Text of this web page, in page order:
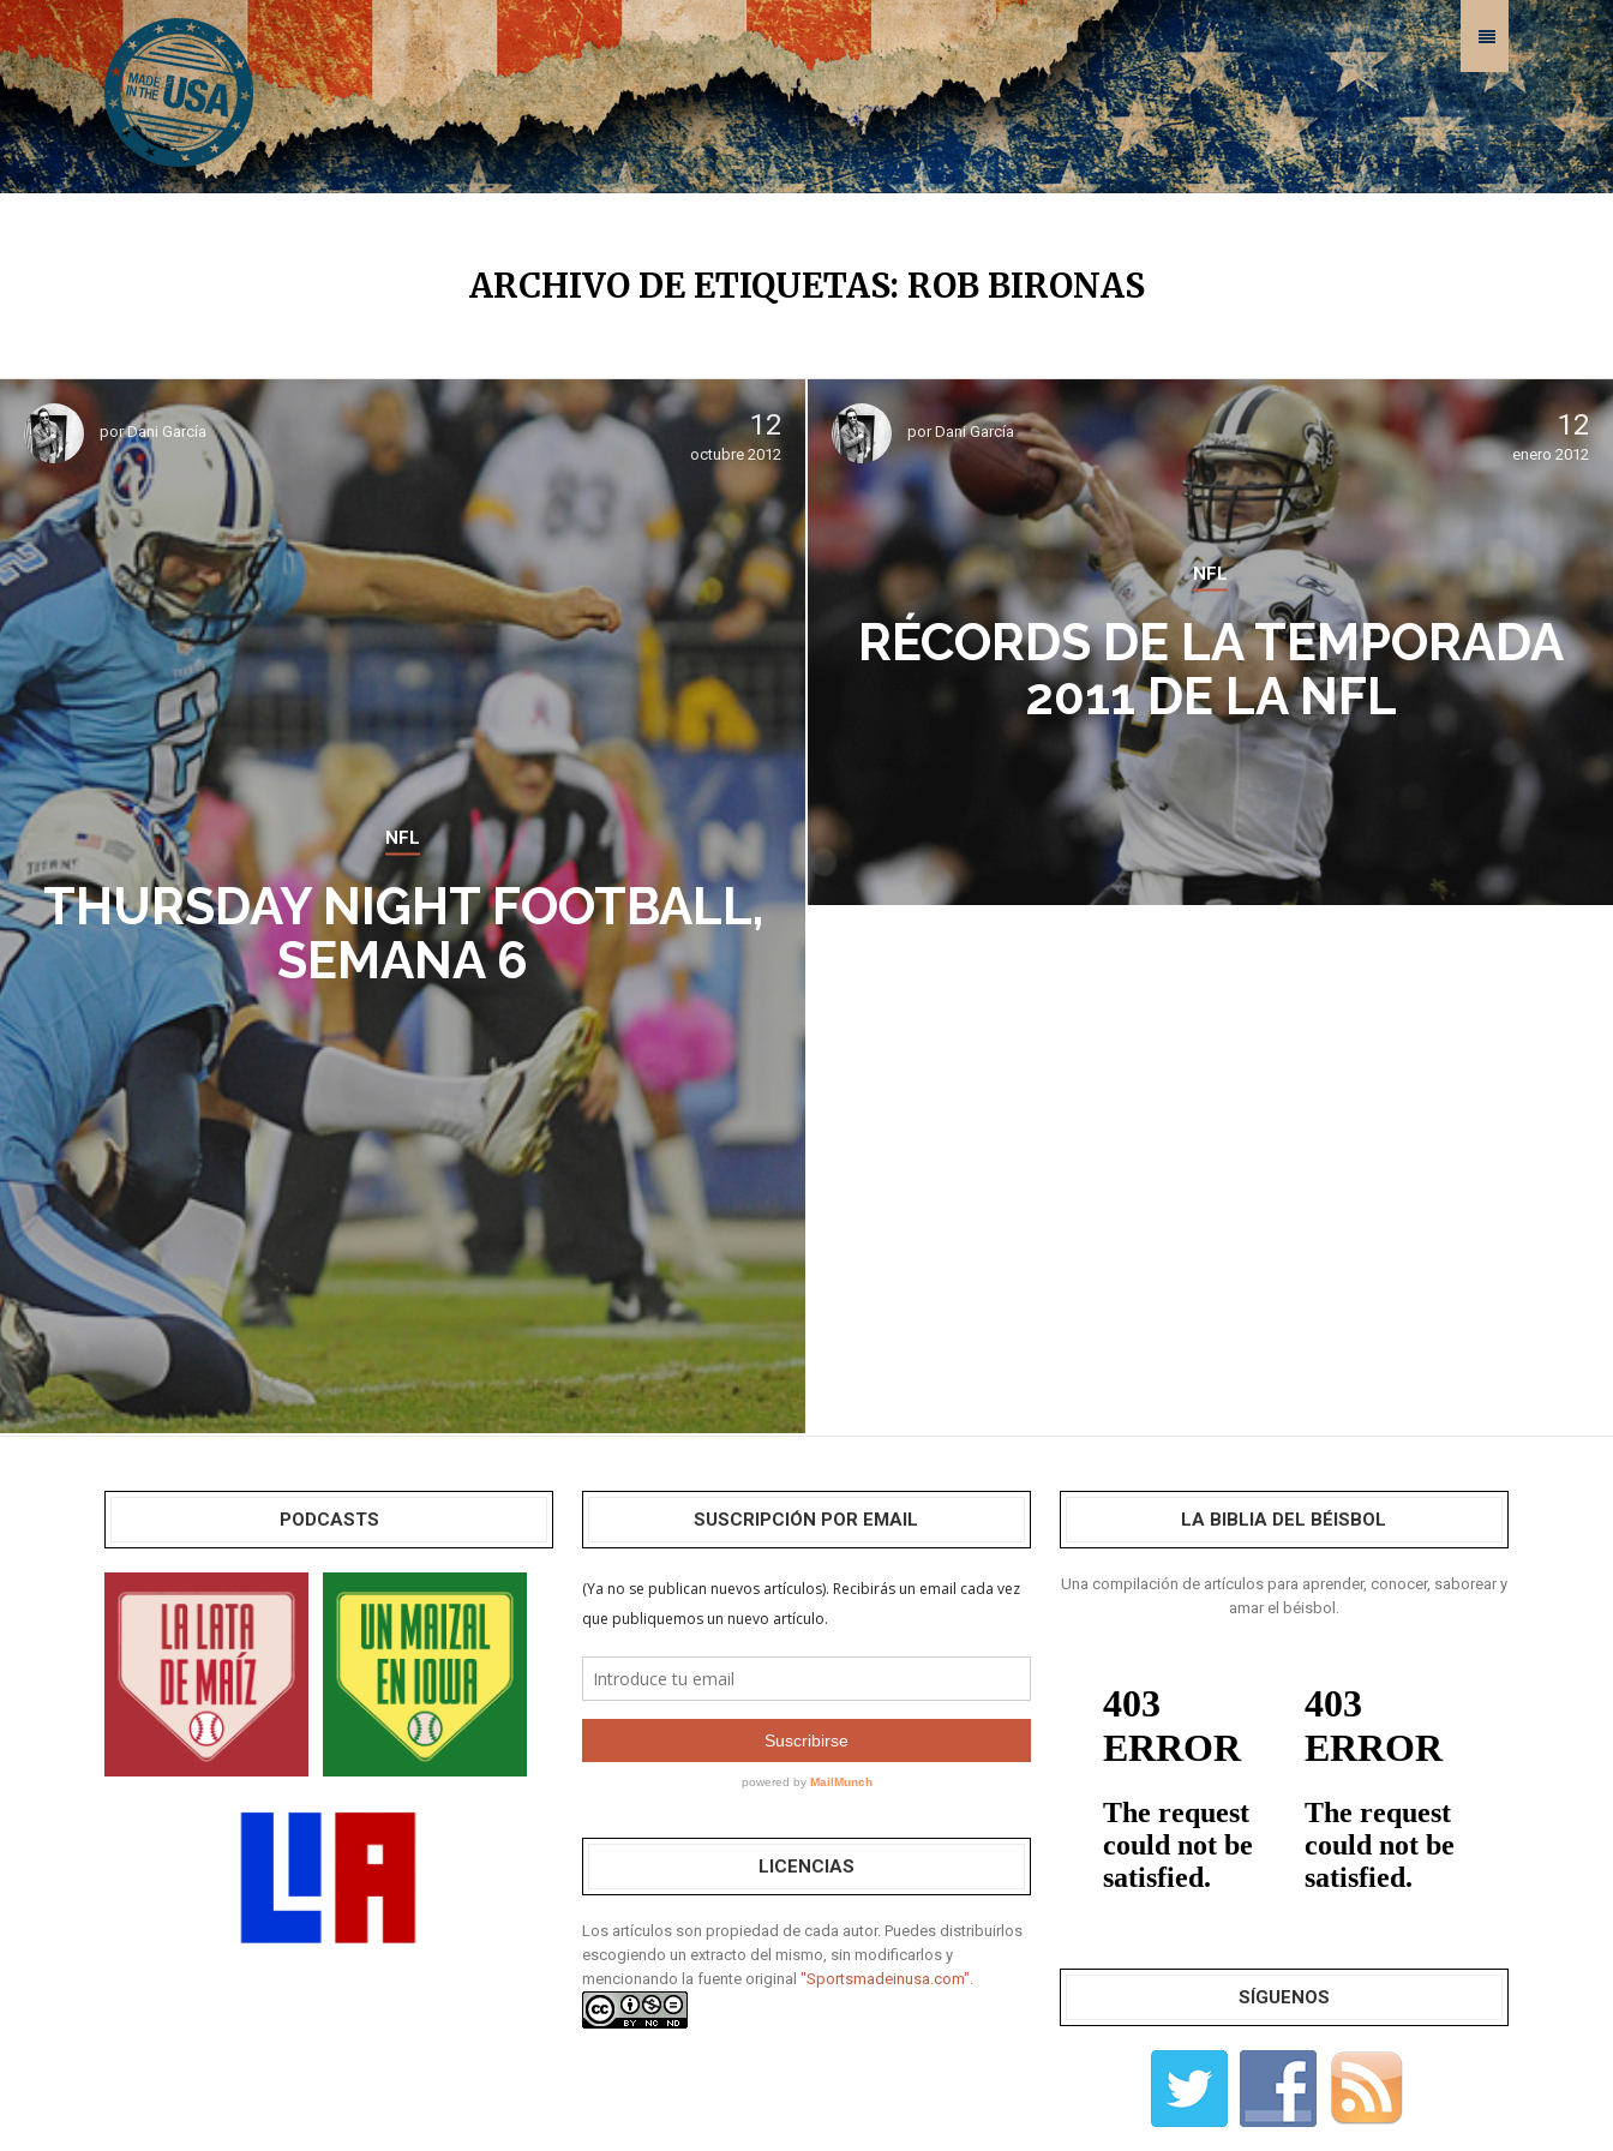
ARCHIVO DE ETIQUETAS: ROB BIRONAS
porDani García 12
octubre 2012
NFL
THURSDAY NIGHT FOOTBALL,
SEMANA 6
porDani García 12
enero 2012
NFL
RÉCORDS DE LA TEMPORADA
2011 DE LA NFL
PODCASTS SUSCRIPCIÓN POR EMAIL
LICENCIAS
Los artículos son propiedad de cada autor. Puedes distribuirlos
escogiendo un extracto del mismo, sin modificarlos y
mencionando la fuente original "Sportsmadeinusa.com".
LA BIBLIA DEL BÉISBOL
Una compilación de artículos para aprender, conocer, saborear y
amar el béisbol.
SÍGUENOS